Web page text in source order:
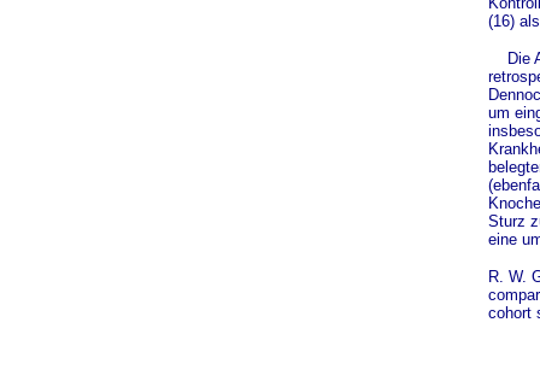
(16)
Die
um
Sturz
eine
R. W.
cohort